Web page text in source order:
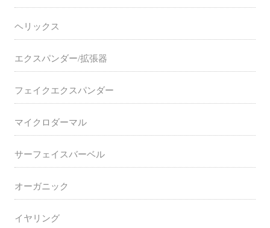
ヘリックス
エクスパンダー/拡張器
フェイクエクスパンダー
マイクロダーマル
サーフェイスバーベル
オーガニック
イヤリング